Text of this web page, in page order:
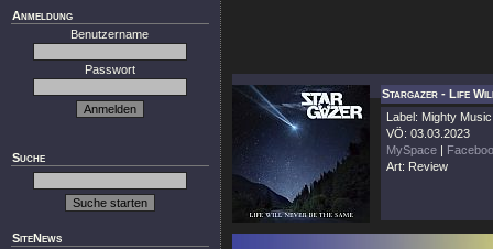
Anmeldung
Benutzername
Passwort
Suche
SiteNews
Stargazer - Life
Label: Mighty Music
VÖ: 03.03.2023
MySpace |
Art: Review